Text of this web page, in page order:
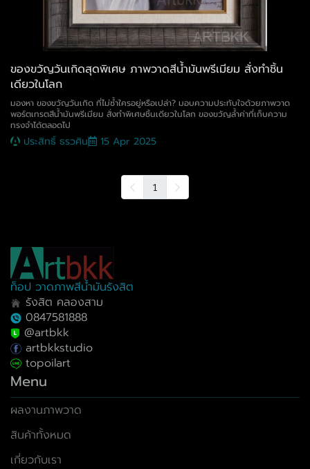
ของขวัญวันเกิดสุดพิเศษ ภาพวาดสีน้ำมันพรีเมียม สั่งทำชิ้น
เดียวในโลก
มองหา ของขวัญวันเกิด ที่ไม่ซ้ำใครอยู่หรือเปล่า? มอบความประทับใจด้วยภาพวาด
พอร์ตเทรตสีน้ำมันพรีเมียม สั่งทำพิเศษชิ้นเดียวในโลก ของขวัญล้ำค่าที่เก็บความ
ทรงจำได้ตลอดไป
ประสิทธิ์ ธรวศิน 15 Apr 2025
1
ท็อป วาดภาพสีน้ำมันรังสิต
รังสิต คลองสาม
0847581888
@artbkk
artbkkstudio
topoilart
Menu
ผลงานภาพวาด
สินค้าทั้งหมด
เกี่ยวกับเรา